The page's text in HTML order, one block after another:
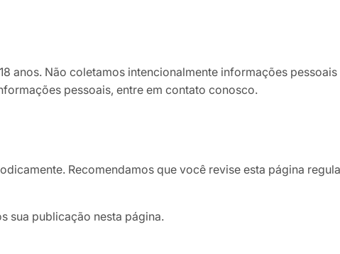
anos. Não coletamos intencionalmente informações
pessoais, entre em contato conosco.
Recomendamos que você revise esta página
sua publicação nesta página.